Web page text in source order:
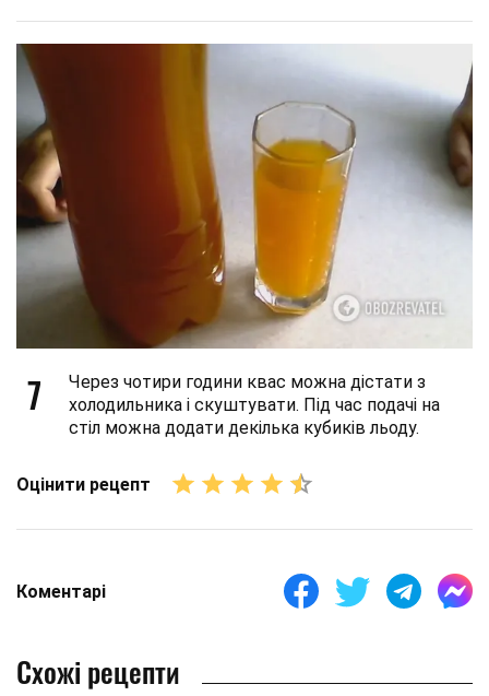
7
Через чотири години квас можна дістати з
холодильника і скуштувати. Під час подачі на
стіл можна додати декілька кубиків льоду.
Оцінити рецепт
Коментарі
Схожі рецепти